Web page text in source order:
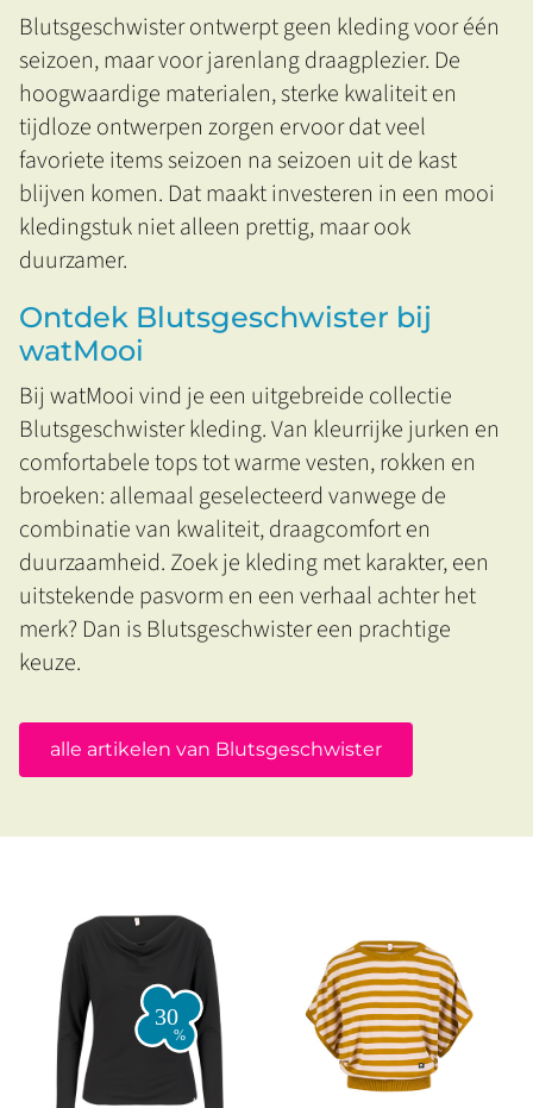
Blutsgeschwister ontwerpt geen kleding voor één
seizoen, maar voor jarenlang draagplezier. De
hoogwaardige materialen, sterke kwaliteit en
tijdloze ontwerpen zorgen ervoor dat veel
favoriete items seizoen na seizoen uit de kast
blijven komen. Dat maakt investeren in een mooi
kledingstuk niet alleen prettig, maar ook
duurzamer.
Ontdek Blutsgeschwister bij
watMooi
Bij watMooi vind je een uitgebreide collectie
Blutsgeschwister kleding. Van kleurrijke jurken en
comfortabele tops tot warme vesten, rokken en
broeken: allemaal geselecteerd vanwege de
combinatie van kwaliteit, draagcomfort en
duurzaamheid. Zoek je kleding met karakter, een
uitstekende pasvorm en een verhaal achter het
merk? Dan is Blutsgeschwister een prachtige
keuze.
alle artikelen van Blutsgeschwister